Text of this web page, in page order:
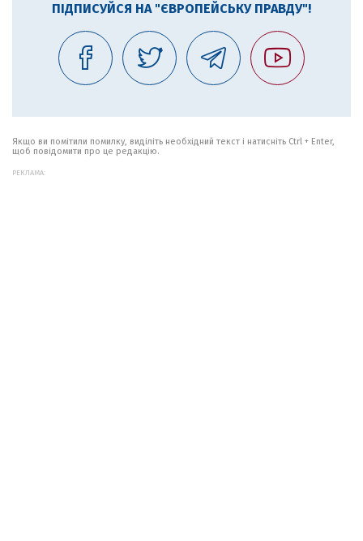
ПІДПИСУЙСЯ НА "ЄВРОПЕЙСЬКУ ПРАВДУ"!
Якщо ви помітили помилку, виділіть необхідний текст і натисніть Ctrl + Enter,
щоб повідомити про це редакцію.
РЕКЛАМА: